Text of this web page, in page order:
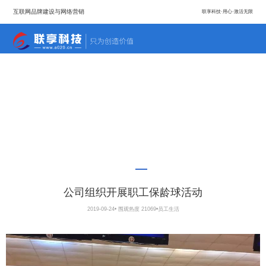
互联网品牌建设与网络营销 联享科技·用心·激活无限
公司组织开展职工保龄球活动
2019-09-24• 围观热度 21069•员工生活